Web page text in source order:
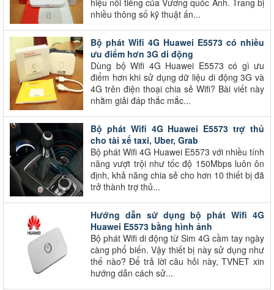
hiệu nổi tiếng của Vương quốc Anh. Trang bị
nhiều thông số kỹ thuật ấn...
Bộ phát Wifi 4G Huawei E5573 có nhiều
ưu điểm hơn 3G di động
Dùng bộ Wifi 4G Huawei E5573 có gì ưu
điểm hơn khi sử dụng dữ liệu di động 3G và
4G trên điện thoại chia sẻ Wifi? Bài viết này
nhằm giải đáp thắc mắc...
Bộ phát Wifi 4G Huawei E5573 trợ thủ
cho tài xế taxi, Uber, Grab
Bộ phát Wifi 4G Huawei E5573 với nhiều tính
năng vượt trội như tốc độ 150Mbps luôn ôn
định, khả năng chia sẻ cho hơn 10 thiết bị đã
trở thành trợ thủ...
Hướng dẫn sử dụng bộ phát Wifi 4G
Huawei E5573 bằng hình ảnh
Bộ phát Wifi di động từ Sim 4G cầm tay ngày
càng phổ biến. Vậy thiết bị này sử dụng như
thế nào? Để trả lời câu hỏi này, TVNET xin
hướng dẫn cách sử...